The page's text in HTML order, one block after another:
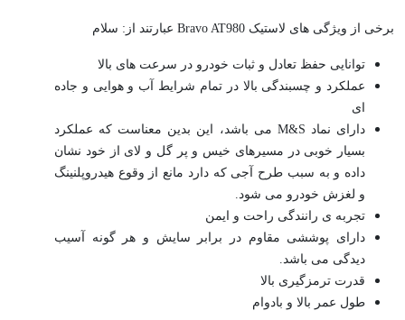
برخی از ویژگی های لاستیک Bravo AT980 عبارتند از: سلام
توانایی حفظ تعادل و ثبات خودرو در سرعت های بالا
عملکرد و چسبندگی بالا در تمام شرایط آب و هوایی و جاده
ای
دارای نماد M&S می باشد، این بدین معناست که عملکرد
بسیار خوبی در مسیرهای خیس و پر گل و لای از خود نشان
داده و به سبب طرح آجی که دارد مانع از وقوع هیدروپلنینگ
و لغزش خودرو می شود.
تجربه ی رانندگی راحت و ایمن
دارای پوششی مقاوم در برابر سایش و هر گونه آسیب
دیدگی می باشد.
قدرت ترمزگیری بالا
طول عمر بالا و بادوام